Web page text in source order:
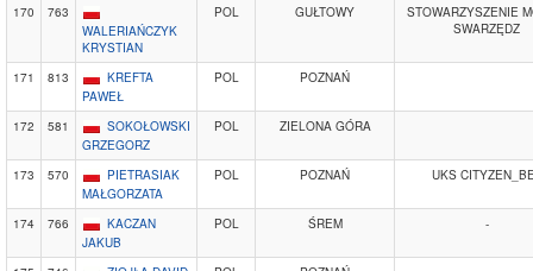
170
763
WALERIAŃCZYK
KRYSTIAN
POL GUŁTOWY
STOWARZYSZENIE
SWARZĘDZ
171 813
KREFTA
PAWEŁ
POL POZNAŃ
172 581
SOKOŁOWSKI
GRZEGORZ
POL ZIELONA GÓRA
173 570
PIETRASIAK
MAŁGORZATA
POL POZNAŃ UKS
174 766
KACZAN
JAKUB
POL ŚREM -